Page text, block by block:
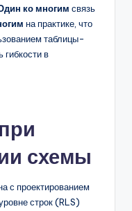
ко многим связь
на практике, что
таблицы-
гибкости в
схемы
с проектированием
строк (RLS)